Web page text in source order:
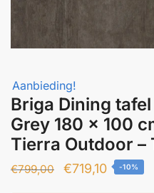
Aanbieding!
Briga Dining
Grey 180 x 100
Tierra Outdoor
€799,00
Oorspronkelijke
€719,10Huidige
-10%